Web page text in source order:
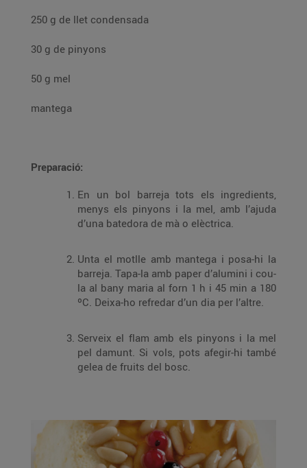
250 g de llet condensada
30 g de pinyons
50 g mel
mantega
Preparació:
En un bol barreja tots els ingredients,
menys els pinyons i la mel, amb l’ajuda
d’una batedora de mà o elèctrica.
Unta el motlle amb mantega i posa-hi la
barreja. Tapa-la amb paper d’alumini i cou-
la al bany maria al forn 1 h i 45 min a 180
ºC. Deixa-ho refredar d’un dia per l’altre.
Serveix el flam amb els pinyons i la mel
pel damunt. Si vols, pots afegir-hi també
gelea de fruits del bosc.